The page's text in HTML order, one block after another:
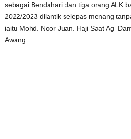
sebagai Bendahari dan tiga orang ALK
2022/2023 dilantik selepas menang
iaitu Mohd. Noor Juan, Haji Saat Ag.
Awang.